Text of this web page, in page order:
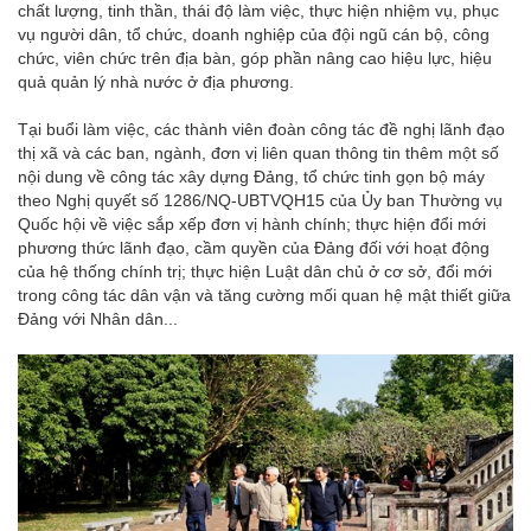
chất lượng, tinh thần, thái độ làm việc, thực hiện nhiệm vụ, phục
vụ người dân, tổ chức, doanh nghiệp của đội ngũ cán bộ, công
chức, viên chức trên địa bàn, góp phần nâng cao hiệu lực, hiệu
quả quản lý nhà nước ở địa phương.
Tại buổi làm việc, các thành viên đoàn công tác đề nghị lãnh đạo
thị xã và các ban, ngành, đơn vị liên quan thông tin thêm một số
nội dung về công tác xây dựng Đảng, tổ chức tinh gọn bộ máy
theo Nghị quyết số 1286/NQ-UBTVQH15 của Ủy ban Thường vụ
Quốc hội về việc sắp xếp đơn vị hành chính; thực hiện đổi mới
phương thức lãnh đạo, cầm quyền của Đảng đối với hoạt động
của hệ thống chính trị; thực hiện Luật dân chủ ở cơ sở, đổi mới
trong công tác dân vận và tăng cường mối quan hệ mật thiết giữa
Đảng với Nhân dân...